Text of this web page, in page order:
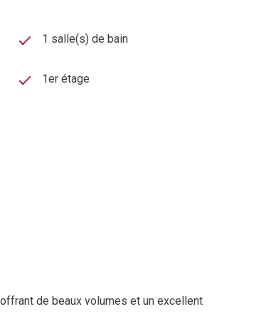
1 salle(s) de bain
1er étage
de beaux volumes et un excellent